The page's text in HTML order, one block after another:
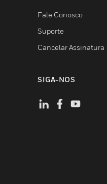
Fale Conosco
Suporte
Cancelar Assinatura
SIGA-NOS